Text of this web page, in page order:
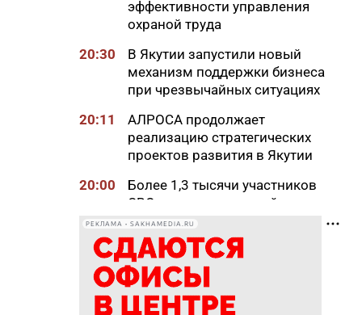
эффективности управления
охраной труда
20:30
В Якутии запустили новый
механизм поддержки бизнеса
при чрезвычайных ситуациях
20:11
АЛРОСА продолжает
реализацию стратегических
проектов развития в Якутии
20:00
Более 1,3 тысячи участников
СВО и членов их семей
получили земельные участки
в Якутии
19:50
76% якутян заранее
предупреждают работодателя
об увольнении
РЕКЛАМА • SAKHAMEDIA.RU